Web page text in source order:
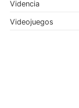
Videncia
Videojuegos